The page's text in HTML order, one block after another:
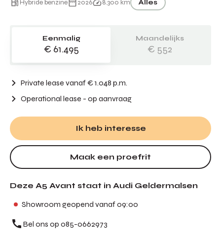
Hybride benzine 2026 8.300 km Alles
Eenmalig
€ 61.495
Maandelijks
€ 552
Private lease vanaf € 1.048 p.m.
Operational lease - op aanvraag
Ik heb interesse
Maak een proefrit
Deze A5 Avant staat in Audi Geldermalsen
Showroom geopend vanaf 09:00
Bel ons op 085-0662973